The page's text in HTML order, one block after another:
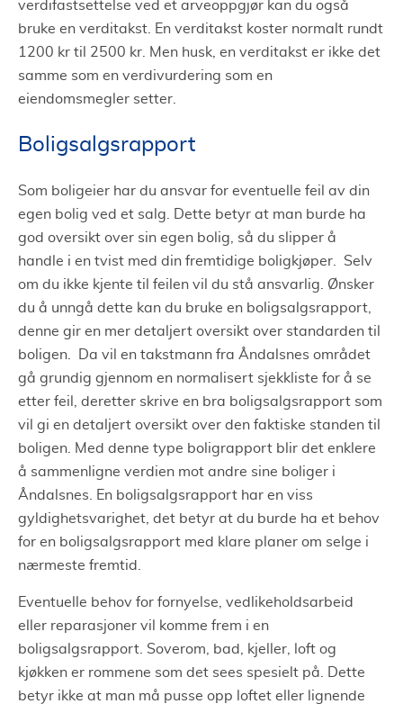
verdifastsettelse ved et arveoppgjør kan du også
bruke en verditakst. En verditakst koster normalt rundt
1200 kr til 2500 kr. Men husk, en verditakst er ikke det
samme som en verdivurdering som en
eiendomsmegler setter.
Boligsalgsrapport
Som boligeier har du ansvar for eventuelle feil av din
egen bolig ved et salg. Dette betyr at man burde ha
god oversikt over sin egen bolig, så du slipper å
handle i en tvist med din fremtidige boligkjøper. Selv
om du ikke kjente til feilen vil du stå ansvarlig. Ønsker
du å unngå dette kan du bruke en boligsalgsrapport,
denne gir en mer detaljert oversikt over standarden til
boligen. Da vil en takstmann fra Åndalsnes området
gå grundig gjennom en normalisert sjekkliste for å se
etter feil, deretter skrive en bra boligsalgsrapport som
vil gi en detaljert oversikt over den faktiske standen til
boligen. Med denne type boligrapport blir det enklere
å sammenligne verdien mot andre sine boliger i
Åndalsnes. En boligsalgsrapport har en viss
gyldighetsvarighet, det betyr at du burde ha et behov
for en boligsalgsrapport med klare planer om selge i
nærmeste fremtid.
Eventuelle behov for fornyelse, vedlikeholdsarbeid
eller reparasjoner vil komme frem i en
boligsalgsrapport. Soverom, bad, kjeller, loft og
kjøkken er rommene som det sees spesielt på. Dette
betyr ikke at man må pusse opp loftet eller lignende